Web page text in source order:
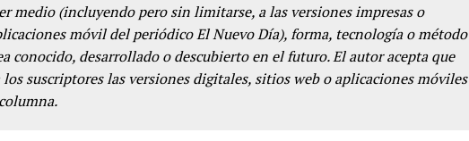
medio (incluyendo pero sin limitarse, a las versiones impresas o
móvil del periódico El Nuevo Día), forma, tecnología o método
conocido, desarrollado o descubierto en el futuro. El autor acepta que
los suscriptores las versiones digitales, sitios web o aplicaciones móviles